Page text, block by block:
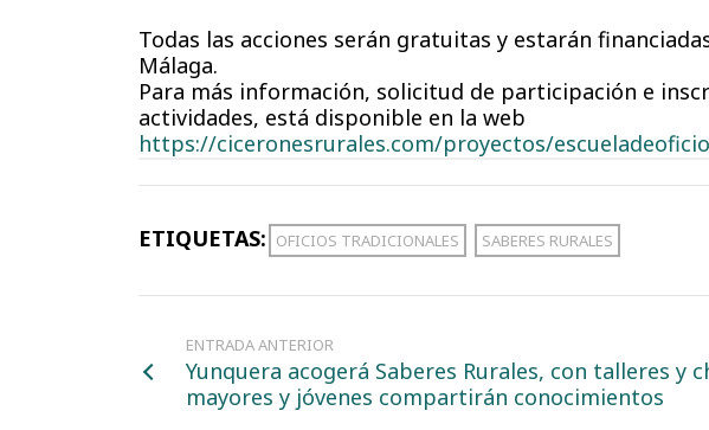
Todas las acciones serán gratuitas y estarán
Málaga.
Para más información, solicitud de participación e
actividades, está disponible en la web
https://ciceronesrurales.com/proyectos/
ETIQUETAS: OFICIOS TRADICIONALES SABERES RURALES
ENTRADA ANTERIOR
Yunquera acogerá Saberes Rurales, con talleres y
mayores y jóvenes compartirán conocimientos